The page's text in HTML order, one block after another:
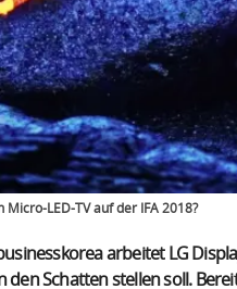
LED-TV auf der IFA 2018?
arbeitet LG
den Schatten stellen soll.